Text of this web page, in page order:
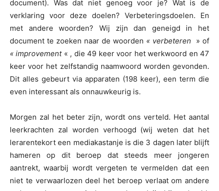
document). Was dat niet genoeg voor je? Wat is de
verklaring voor deze doelen? Verbeteringsdoelen. En
met andere woorden? Wij zijn dan geneigd in het
document te zoeken naar de woorden « verbeteren
» of
« improvement « , die 49 keer voor het werkwoord en 47
keer voor het zelfstandig naamwoord worden gevonden.
Dit alles gebeurt via apparaten (198 keer), een term die
even interessant als onnauwkeurig is.
Morgen zal het beter zijn, wordt ons verteld. Het aantal
leerkrachten zal worden verhoogd (wij weten dat het
lerarentekort een mediakastanje is die 3 dagen later blijft
hameren op dit beroep dat steeds meer jongeren
aantrekt, waarbij wordt vergeten te vermelden dat een
niet te verwaarlozen deel het beroep verlaat om andere